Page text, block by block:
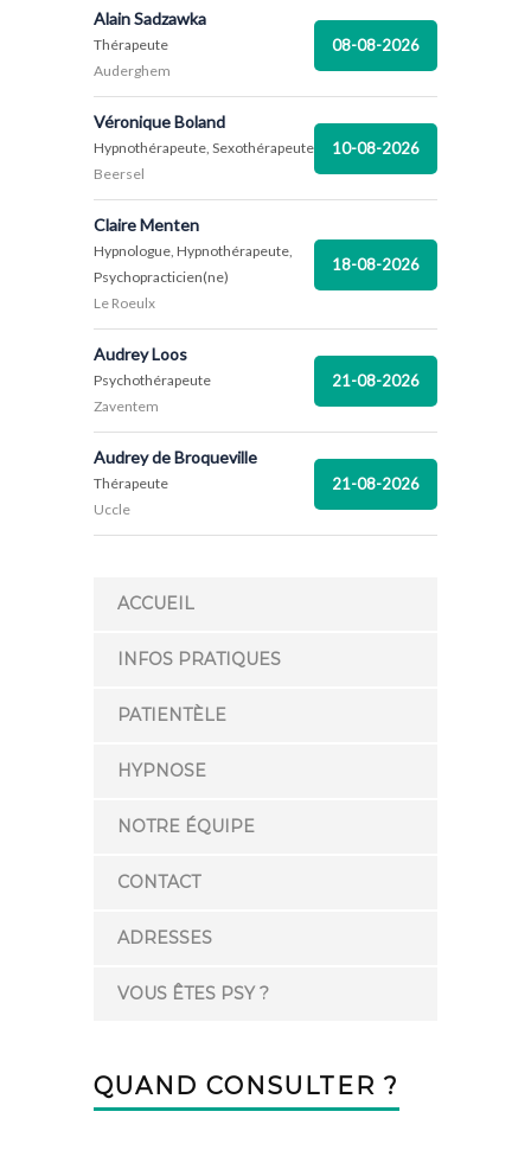
Alain Sadzawka
Thérapeute
Auderghem
08-08-2026
Véronique Boland
Hypnothérapeute, Sexothérapeute
Beersel
10-08-2026
Claire Menten
Hypnologue, Hypnothérapeute,
Psychopracticien(ne)
Le Roeulx
18-08-2026
Audrey Loos
Psychothérapeute
Zaventem
21-08-2026
Audrey de Broqueville
Thérapeute
Uccle
21-08-2026
ACCUEIL
INFOS PRATIQUES
PATIENTÈLE
HYPNOSE
NOTRE ÉQUIPE
CONTACT
ADRESSES
VOUS ÊTES PSY ?
QUAND CONSULTER ?